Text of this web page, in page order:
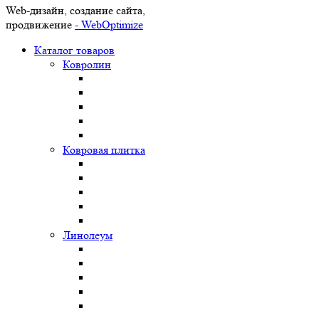
Web-дизайн, создание сайта,
продвижение - WebOptimize
Каталог товаров
Ковролин
Ковровая плитка
Линолеум